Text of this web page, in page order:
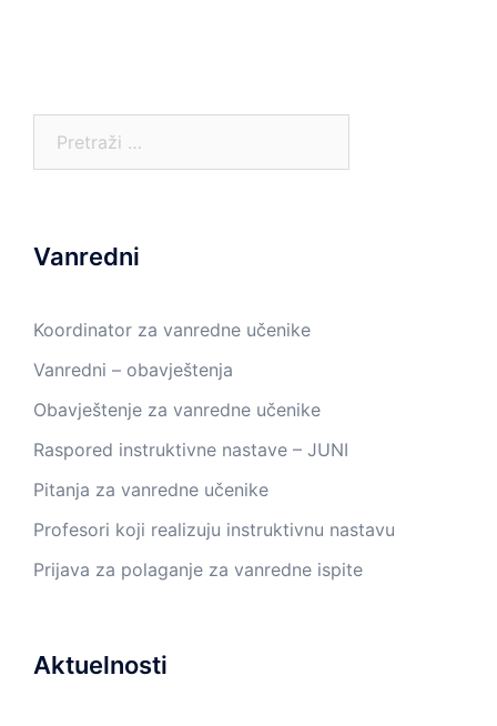
Vanredni
Koordinator za vanredne učenike
Vanredni – obavještenja
Obavještenje za vanredne učenike
Raspored instruktivne nastave – JUNI
Pitanja za vanredne učenike
Profesori koji realizuju instruktivnu nastavu
Prijava za polaganje za vanredne ispite
Aktuelnosti